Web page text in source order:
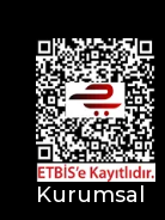
Kurumsal